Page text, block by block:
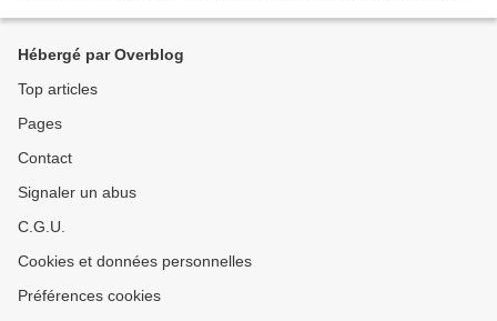
Hébergé par Overblog
Top articles
Pages
Contact
Signaler un abus
C.G.U.
Cookies et données personnelles
Préférences cookies